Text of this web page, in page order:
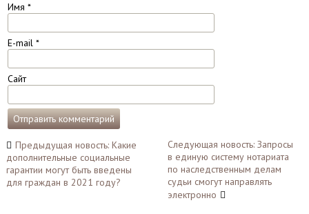
Имя *
E-mail *
Сайт
Навигация
по
записям
Предыдущая новость: Какие
дополнительные социальные
гарантии могут быть введены
для граждан в 2021 году?
Следующая новость: Запросы
в единую систему нотариата
по наследственным делам
судьи смогут направлять
электронно